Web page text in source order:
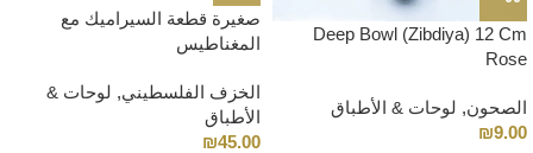
Deep Bowl (Zibdiya) 12 Cm
Rose
الصحون, لوحات & الأطباق
₪9.00
صغيرة قطعة السيراميك مع
المغناطيس
الخزف الفلسطيني, لوحات &
الأطباق
₪45.00